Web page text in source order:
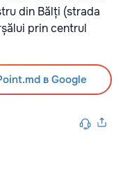
din Bălți (strada
prin centrul
в Google